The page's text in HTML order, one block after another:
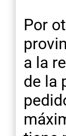
Por
a la
de la